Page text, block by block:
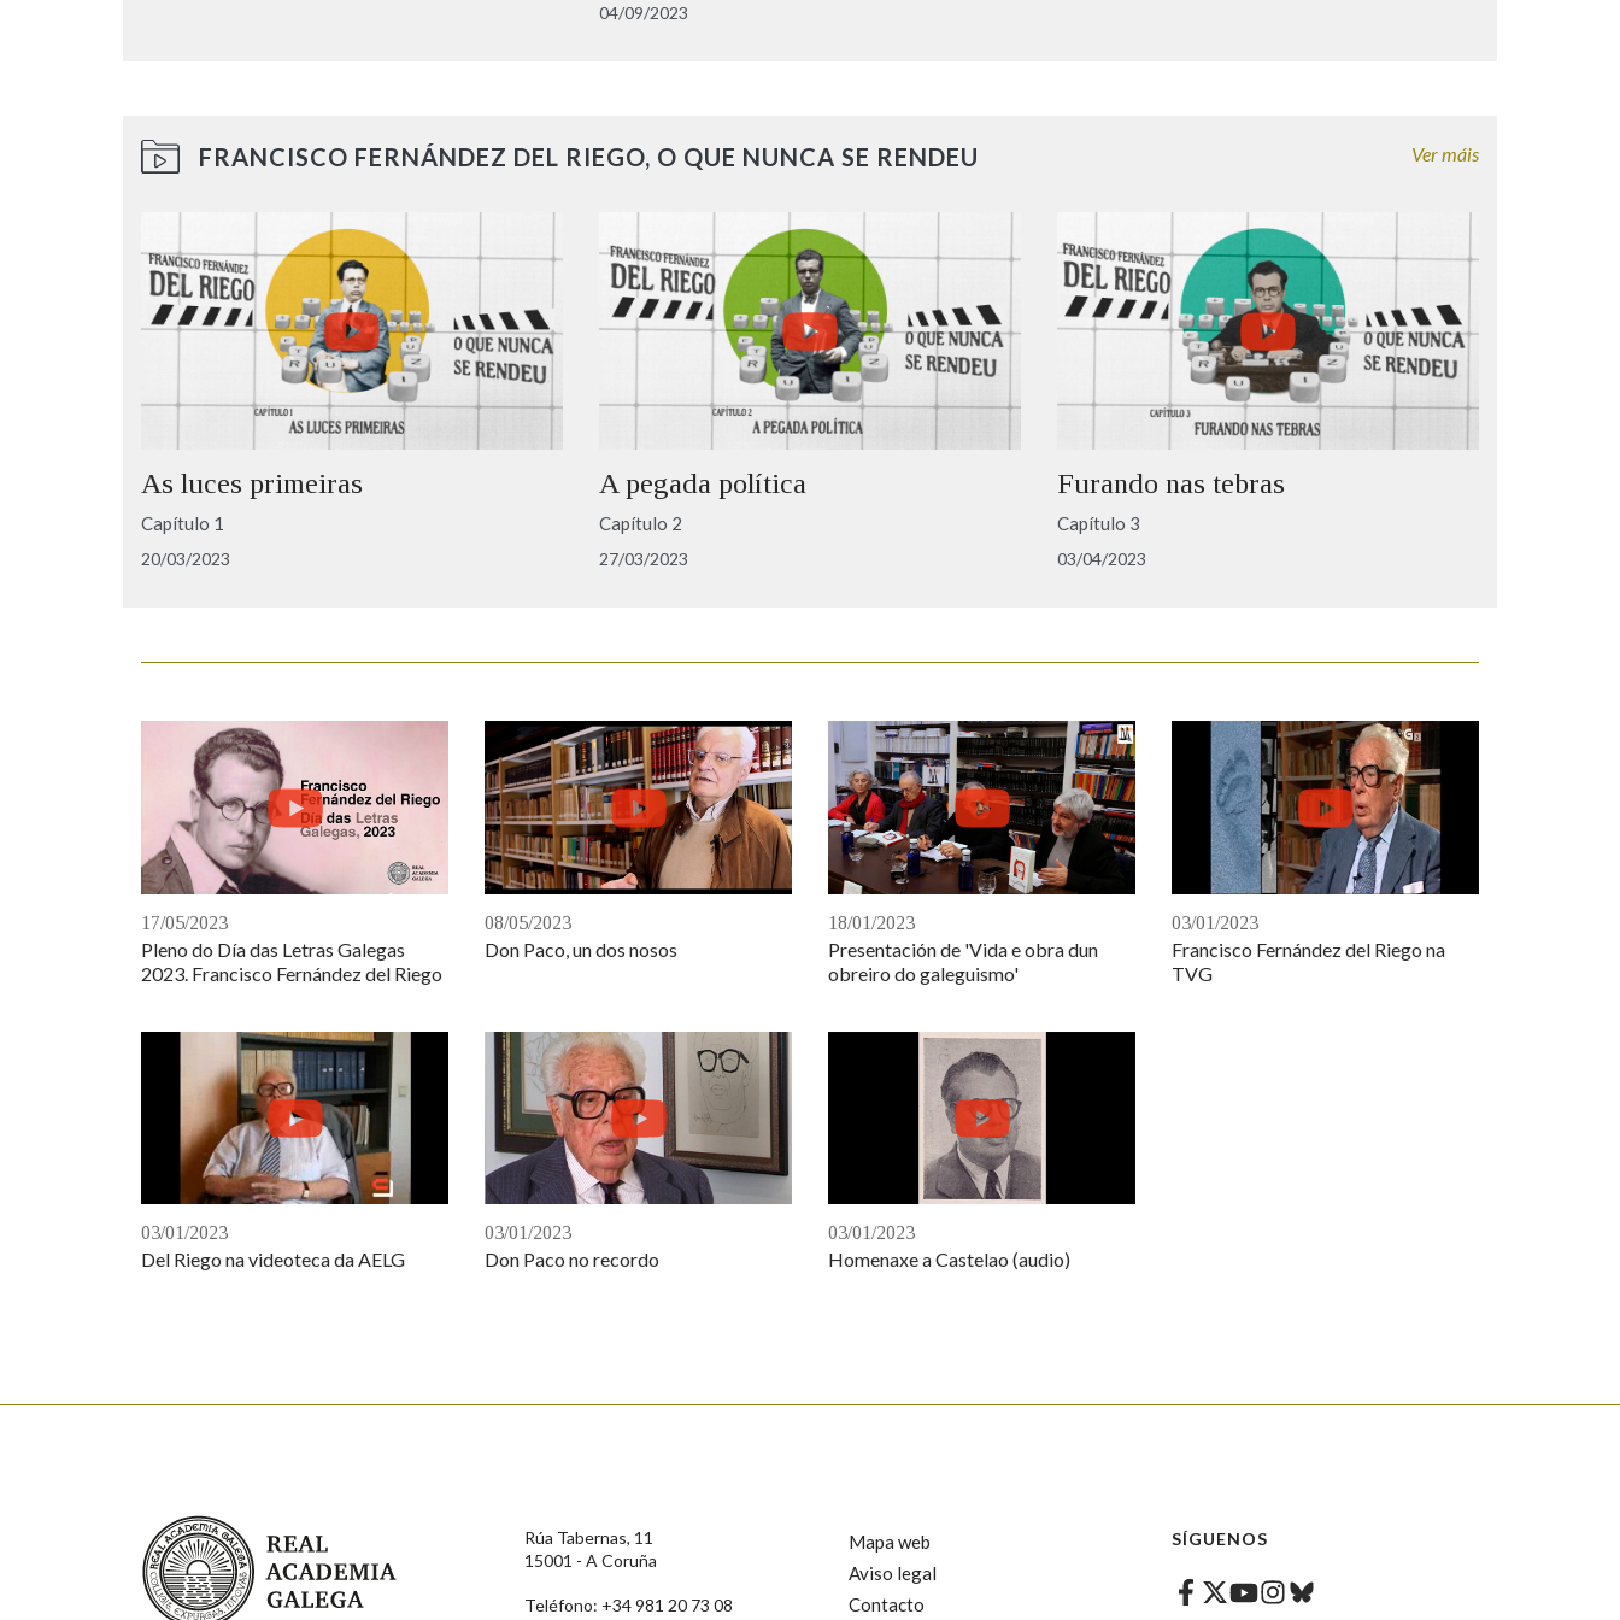
04/09/2023
FRANCISCO FERNÁNDEZ DEL RIEGO, O QUE NUNCA SE RENDEU Ver máis
As luces primeiras
Capítulo 1
20/03/2023
A pegada política
Capítulo 2
27/03/2023
Furando nas tebras
Capítulo 3
03/04/2023
17/05/2023
Pleno do Día das Letras Galegas
2023. Francisco Fernández del Riego
08/05/2023
Don Paco, un dos nosos
18/01/2023
Presentación de 'Vida e obra dun
obreiro do galeguismo'
03/01/2023
Francisco Fernández del Riego na
TVG
03/01/2023
Del Riego na videoteca da AELG
03/01/2023
Don Paco no recordo
03/01/2023
Homenaxe a Castelao (audio)
Real Academia Galega
Rúa Tabernas, 11
15001 - A Coruña
Teléfono: +34 981 20 73 08
Mapa web
Aviso legal
Contacto
SÍGUENOS
Facebook
Twitter
Youtube
Instagram
Bluesky